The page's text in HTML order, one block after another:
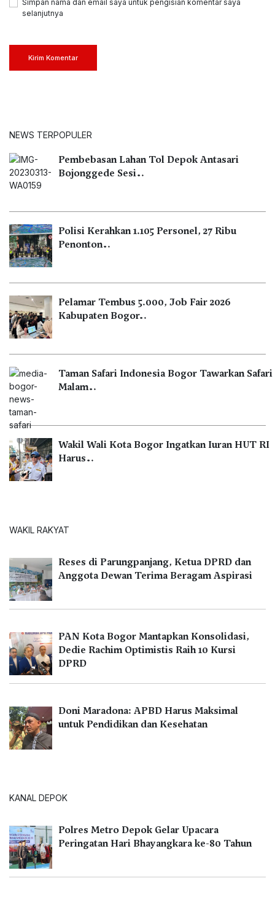
Simpan nama dan email saya untuk pengisian komentar saya
selanjutnya
Kirim Komentar
NEWS TERPOPULER
Pembebasan Lahan Tol Depok Antasari
Bojonggede Sesi…
Polisi Kerahkan 1.105 Personel, 27 Ribu
Penonton…
Pelamar Tembus 5.000, Job Fair 2026
Kabupaten Bogor…
Taman Safari Indonesia Bogor Tawarkan Safari
Malam…
Wakil Wali Kota Bogor Ingatkan Iuran HUT RI
Harus…
WAKIL RAKYAT
Reses di Parungpanjang, Ketua DPRD dan
Anggota Dewan Terima Beragam Aspirasi
PAN Kota Bogor Mantapkan Konsolidasi,
Dedie Rachim Optimistis Raih 10 Kursi
DPRD
Doni Maradona: APBD Harus Maksimal
untuk Pendidikan dan Kesehatan
KANAL DEPOK
Polres Metro Depok Gelar Upacara
Peringatan Hari Bhayangkara ke-80 Tahun